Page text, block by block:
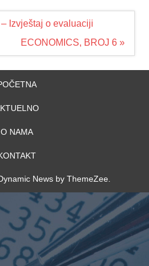
Izvještaj o evaluaciji
ECONOMICS, BROJ 6 »
O NAMA
News by ThemeZee.